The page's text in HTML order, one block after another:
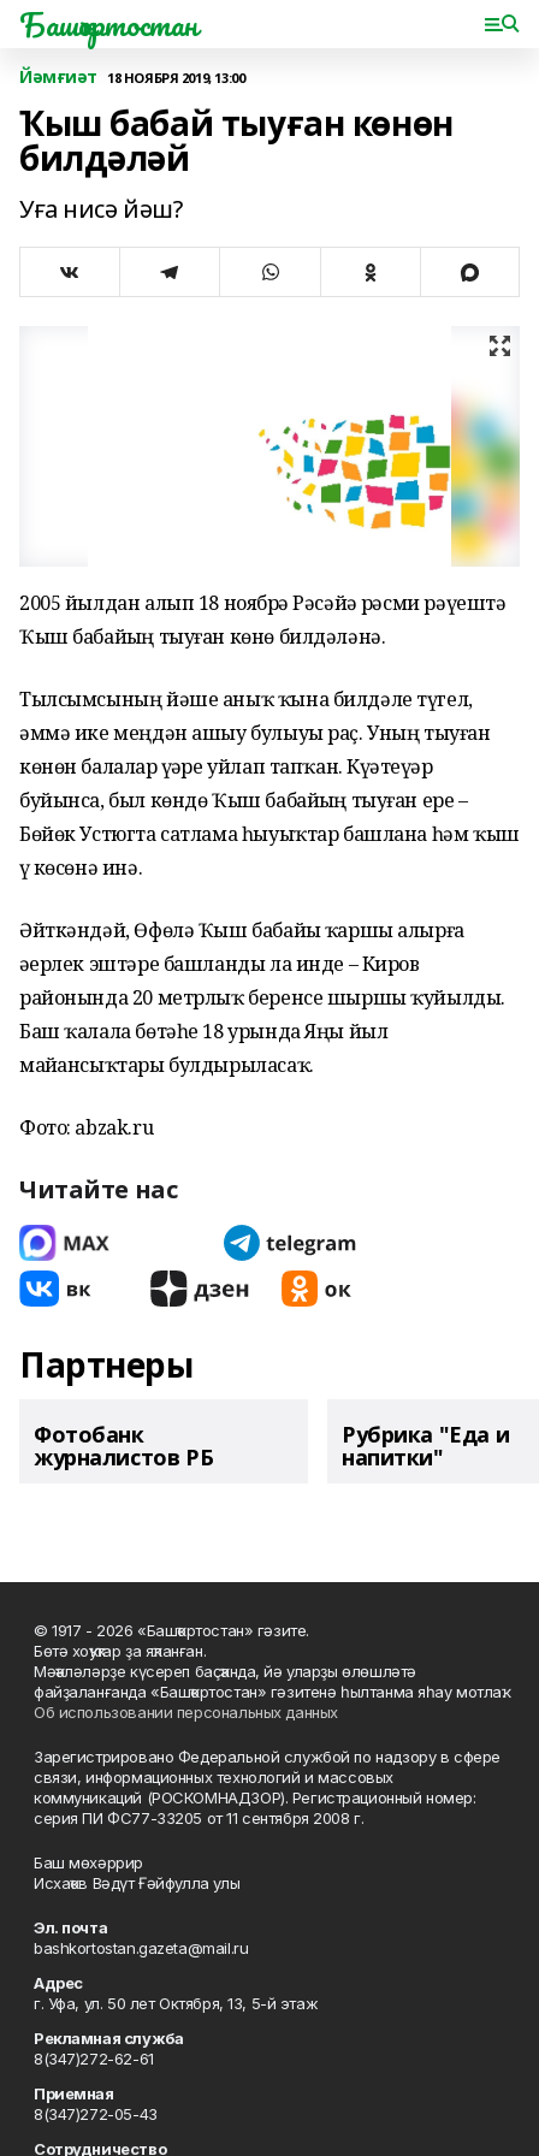
Башҡортостан
Йәмғиәт 18 НОЯБРЯ 2019, 13:00
Ҡыш бабай тыуған көнөн
билдәләй
Уға нисә йәш?
2005 йылдан алып 18 ноябрҙә Рәсәйҙә рәсми рәүештә
Ҡыш бабайҙың тыуған көнө билдәләнә.
Тылсымсының йәше аныҡ ҡына билдәле түгел,
әммә ике меңдән ашыу булыуы раҫ. Уның тыуған
көнөн балалар үҙҙәре уйлап тапҡан. Күҙәтеүҙәр
буйынса, был көндө Ҡыш бабайҙың тыуған ере –
Бөйөк Устюгта сатлама һыуыҡтар башлана һәм ҡыш
үҙ көсөнә инә.
Әйткәндәй, Өфөлә Ҡыш бабайҙы ҡаршы алырға
әҙерлек эштәре башланды ла инде – Киров
районында 20 метрлыҡ беренсе шыршы ҡуйылды.
Баш ҡалала бөтәһе 18 урында Яңы йыл
майҙансыҡтары булдырыласаҡ.
Фото: abzak.ru
Читайте нас
Партнеры
Фотобанк
журналистов РБ
Рубрика "Еда и
напитки"
© 1917 - 2026 «Башҡортостан» гәзите.
Бөтә хоҡуҡтар ҙа яҡланған.
Мәҡәләләрҙе күсереп баҫҡанда, йә уларҙы өлөшләтә
файҙаланғанда «Башҡортостан» гәзитенә һылтанма яһау мотлаҡ.
Об использовании персональных данных
Зарегистрировано Федеральной службой по надзору в сфере
связи, информационных технологий и массовых
коммуникаций (РОСКОМНАДЗОР). Регистрационный номер:
серия ПИ ФС77-33205 от 11 сентября 2008 г.
Баш мөхәррир
Исхаҡов Вәдүт Ғәйфулла улы
Эл. почта
bashkortostan.gazeta@mail.ru
Адрес
г. Уфа, ул. 50 лет Октября, 13, 5-й этаж
Рекламная служба
8(347)272-62-61
Приемная
8(347)272-05-43
Сотрудничество